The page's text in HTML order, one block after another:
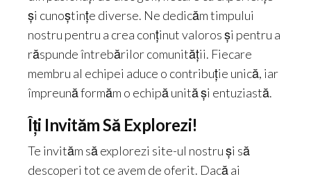
și cunoștințe diverse. Ne dedicăm timpului
nostru pentru a crea conținut valoros și pentru a
răspunde întrebărilor comunității. Fiecare
membru al echipei aduce o contribuție unică, iar
împreună formăm o echipă unită și entuziastă.
Îți Invităm Să Explorezi!
Te invităm să explorezi site-ul nostru și să
descoperi tot ce avem de oferit. Dacă ai